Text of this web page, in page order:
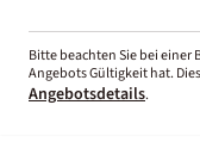
Bitte beachten Sie bei
Angebots Gültigkeit hat.
Angebotsdetails.